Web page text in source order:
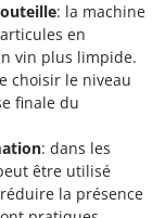
: la machine
en
vin plus limpide.
choisir le niveau
finale du
: dans les
être utilisé
la présence